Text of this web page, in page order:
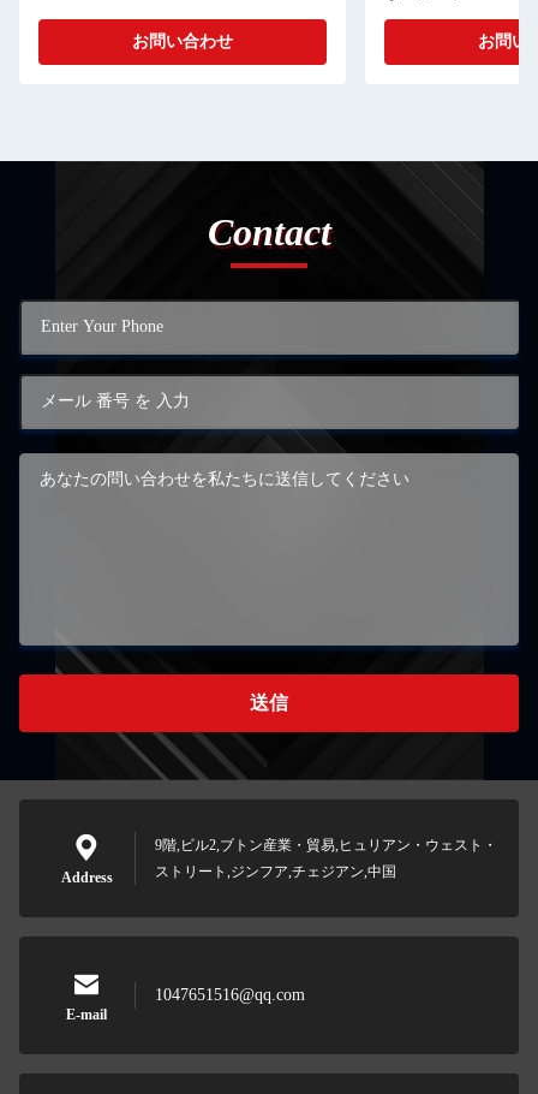
お問い合わせ お問い
Contact
送信
Address
9階,ビル2,ブトン産業・貿易,ヒュリアン・ウェスト・
ストリート,ジンフア,チェジアン,中国
E-mail
1047651516@qq.com